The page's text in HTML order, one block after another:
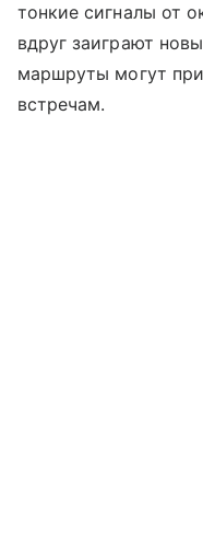
тонкие сигналы от
вдруг заиграют
маршруты могут
встречам.